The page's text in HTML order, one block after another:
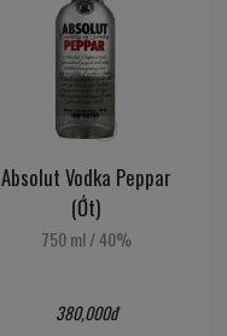
Absolut Vodka Peppar
(Ớt)
750 ml/40%
380,000đ